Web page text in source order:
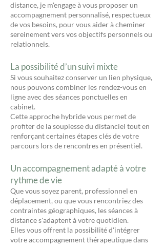
distance, je m'engage à vous proposer un
accompagnement personnalisé, respectueux
de vos besoins, pour vous aider à cheminer
sereinement vers vos objectifs personnels ou
relationnels.
La possibilité d’un suivi mixte
Si vous souhaitez conserver un lien physique,
nous pouvons combiner les rendez-vous en
ligne avec des séances ponctuelles en
cabinet.
Cette approche hybride vous permet de
profiter de la souplesse du distanciel tout en
renforçant certaines étapes clés de votre
parcours lors de rencontres en présentiel.
Un accompagnement adapté à votre
rythme de vie
Que vous soyez parent, professionnel en
déplacement, ou que vous rencontriez des
contraintes géographiques, les séances à
distance s'adaptent à votre quotidien.
Elles vous offrent la possibilité d'intégrer
votre accompagnement thérapeutique dans